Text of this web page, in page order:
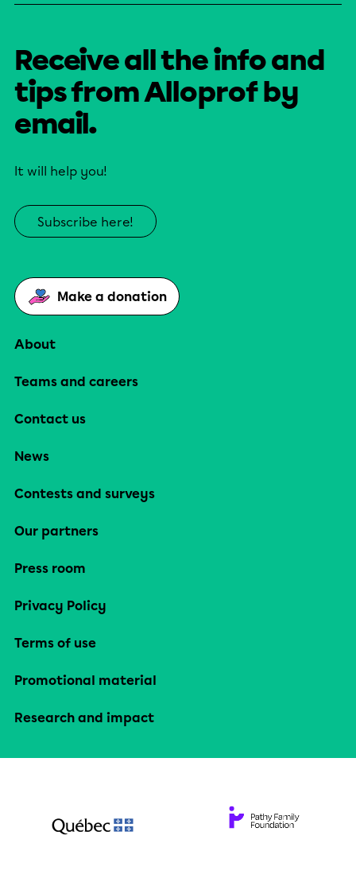
Receive all the info and
tips from Alloprof by
email.
It will help you!
Subscribe here!
Make a donation
About
Teams and careers
Contact us
News
Contests and surveys
Our partners
Press room
Privacy Policy
Terms of use
Promotional material
Research and impact